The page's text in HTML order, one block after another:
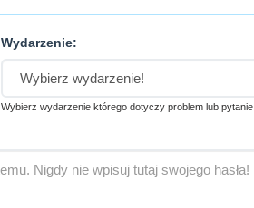
Wydarzenie:
Wybierz wydarzenie którego dotyczy problem lub pytanie.